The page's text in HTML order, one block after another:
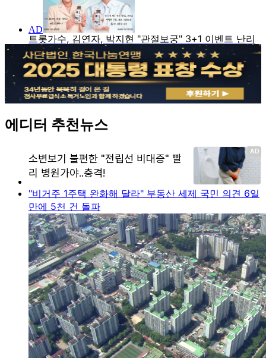
에디터 추천뉴스
"비거주 1주택 완화해 달라" 부동산 세제 국민 의견 6일
만에 5천 건 돌파